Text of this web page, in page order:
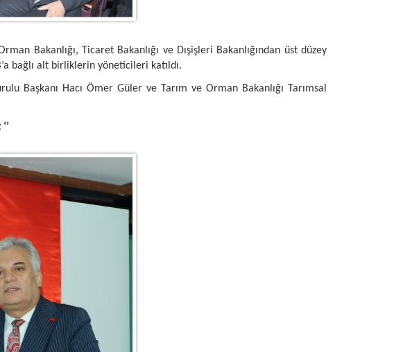
Bakanlığı, Ticaret Bakanlığı ve Dışişleri Bakanlığından üst düzey
bağlı alt birliklerin yöneticileri katıldı.
Başkanı Hacı Ömer Güler ve Tarım ve Orman Bakanlığı Tarımsal